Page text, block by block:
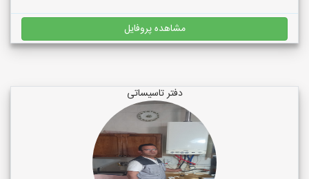
مشاهده پروفایل
دفتر تاسیساتی